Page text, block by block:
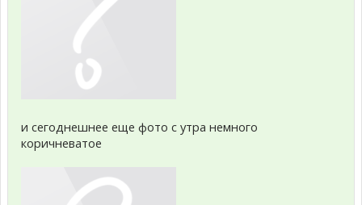
и сегоднешнее еще фото с утра немного
коричневатое